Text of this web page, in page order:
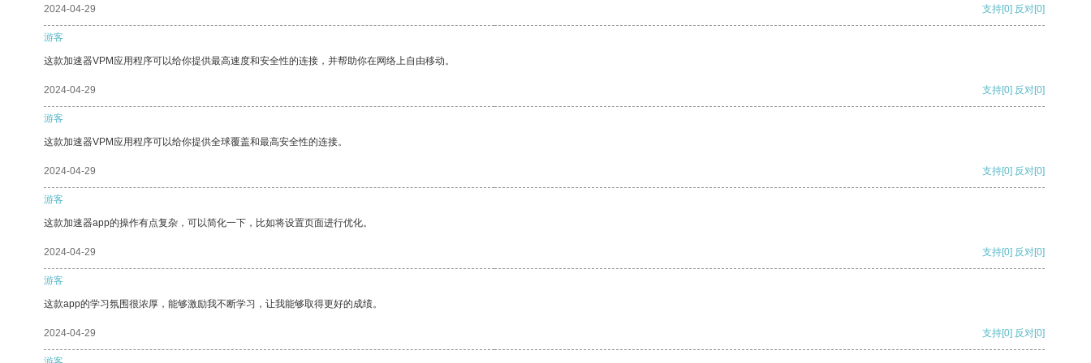
2024-04-29 支持[0] 反对[0]
游客
这款加速器VPM应用程序可以给你提供最高速度和安全性的连接，并帮助你在网络上自由移动。
2024-04-29 支持[0] 反对[0]
游客
这款加速器VPM应用程序可以给你提供全球覆盖和最高安全性的连接。
2024-04-29 支持[0] 反对[0]
游客
这款加速器app的操作有点复杂，可以简化一下，比如将设置页面进行优化。
2024-04-29 支持[0] 反对[0]
游客
这款app的学习氛围很浓厚，能够激励我不断学习，让我能够取得更好的成绩。
2024-04-29 支持[0] 反对[0]